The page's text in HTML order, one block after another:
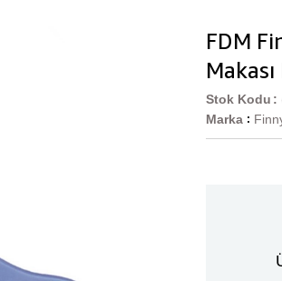
FDM
Stok Kodu
Marka :